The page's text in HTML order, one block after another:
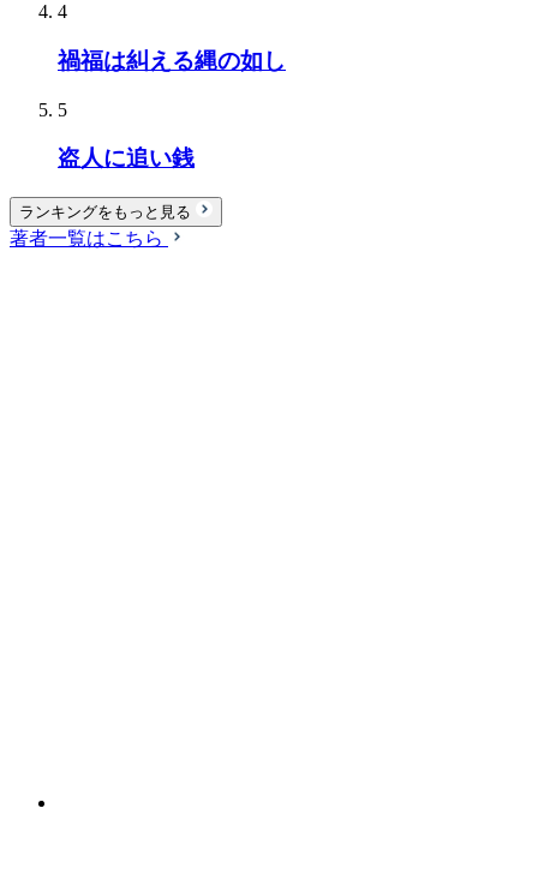
4
禍福は糾える縄の如し
5
盗人に追い銭
ランキングをもっと見る
著者一覧はこちら